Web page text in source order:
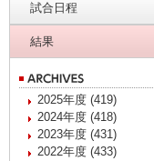
試合日程
結果
2025年度 (419)
2024年度 (418)
2023年度 (431)
2022年度 (433)